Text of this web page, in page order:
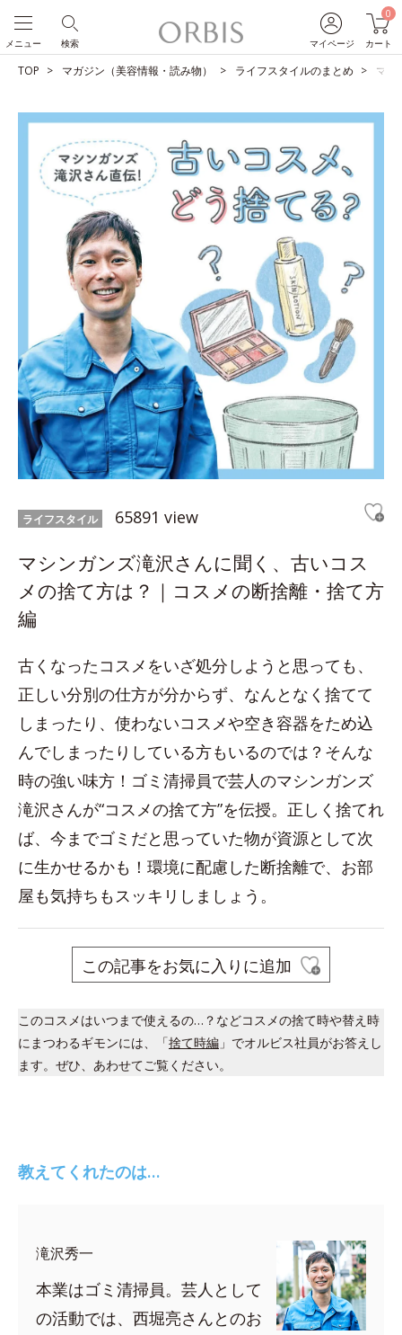
マイページ
0
カート
検索
メニュー
TOP マガジン（美容情報・読み物） ライフスタイルのまとめ マシ
ライフスタイル 65891 view
マシンガンズ滝沢さんに聞く、古いコス
メの捨て方は？｜コスメの断捨離・捨て方
編
古くなったコスメをいざ処分しようと思っても、
正しい分別の仕方が分からず、なんとなく捨てて
しまったり、使わないコスメや空き容器をため込
んでしまったりしている方もいるのでは？そんな
時の強い味方！ゴミ清掃員で芸人のマシンガンズ
滝沢さんが“コスメの捨て方”を伝授。正しく捨てれ
ば、今までゴミだと思っていた物が資源として次
に生かせるかも！環境に配慮した断捨離で、お部
屋も気持ちもスッキリしましょう。
この記事をお気に入りに追加
このコスメはいつまで使えるの…？などコスメの捨て時や替え時
にまつわるギモンには、「捨て時編 」でオルビス社員がお答えし
ます。ぜひ、あわせてご覧ください。
教えてくれたのは…
滝沢秀一
本業はゴミ清掃員。芸人として
の活動では、西堀亮さんとのお